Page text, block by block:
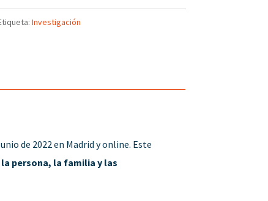
Investigación
de 2022 en Madrid y online. Este
persona, la familia y las